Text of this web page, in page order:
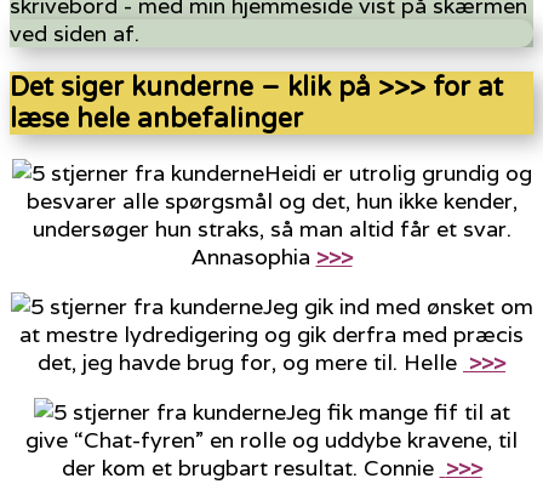
Det siger kunderne – klik på >>> for at
læse hele anbefalinger
Heidi er utrolig grundig og
besvarer alle spørgsmål og det, hun ikke kender,
undersøger hun straks, så man altid får et svar.
Annasophia >>>
Jeg gik ind med ønsket om
at mestre lydredigering og gik derfra med præcis
det, jeg havde brug for, og mere til. Helle >>>
Jeg fik mange fif til at
give “Chat-fyren” en rolle og uddybe kravene, til
der kom et brugbart resultat. Connie >>>